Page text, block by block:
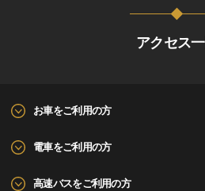
アクセス
お車をご利用の方
電車をご利用の方
高速バスをご利用の方